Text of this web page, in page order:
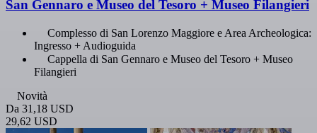
San Gennaro e Museo del Tesoro + Museo Filangieri
Complesso di San Lorenzo Maggiore e Area Archeologica:
Ingresso + Audioguida
Cappella di San Gennaro e Museo del Tesoro + Museo
Filangieri
Novità
Da 31,18 USD
29,62 USD